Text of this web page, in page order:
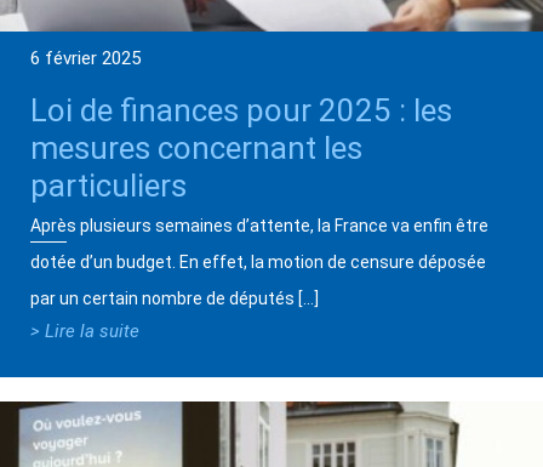
6 février 2025
Loi de finances pour 2025 : les
mesures concernant les
particuliers
Après plusieurs semaines d’attente, la France va enfin être
dotée d’un budget. En effet, la motion de censure déposée
par un certain nombre de députés […]
> Lire la suite